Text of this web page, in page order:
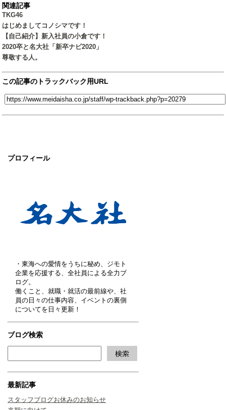
プロフィール
・東海への愛情をうちに秘め、ジモト
企業を応援する、全社員による全力ブ
ログ。
働くこと、就職・就活の最前線や、社
員の日々の仕事内容、イベントの裏側
についてを日々更新！
ブログ検索
最新記事
スタッフブログお休みのお知らせ
関連記事
TKG46
はじめましてコノシマです！
【自己紹介】新入社員の小倉です！
2020卒と名大社「新卒ナビ2020」
尊敬する人。
この記事のトラックバック用URL